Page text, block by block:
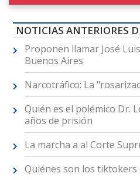
NOTICIAS ANTERIORES
Proponen llamar José
Buenos Aires
Narcotráfico: La
Quién es el polémico Dr.
años de prisión
La marcha a al Corte
Quiénes son los tiktokers